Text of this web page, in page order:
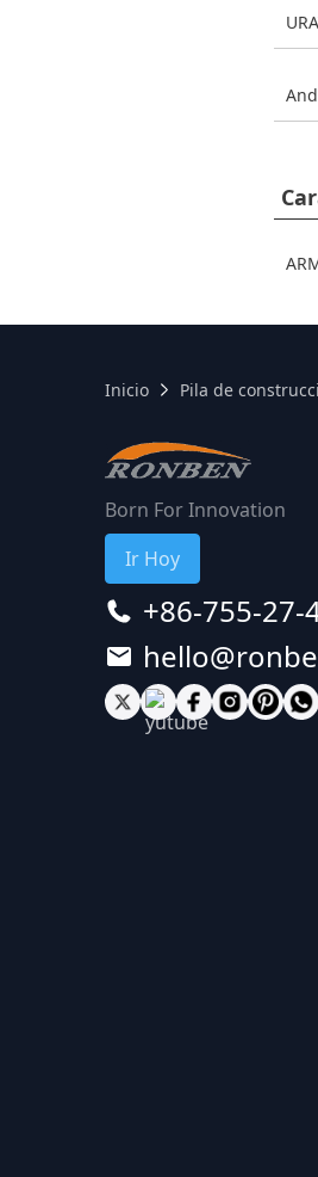
Inicio Pila de
Born For Innovation
Ir Hoy
+86-755-27-